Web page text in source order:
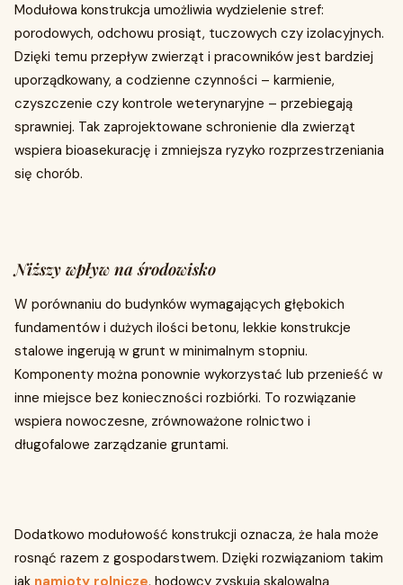
Modułowa konstrukcja umożliwia wydzielenie stref:
porodowych, odchowu prosiąt, tuczowych czy izolacyjnych.
Dzięki temu przepływ zwierząt i pracowników jest bardziej
uporządkowany, a codzienne czynności – karmienie,
czyszczenie czy kontrole weterynaryjne – przebiegają
sprawniej. Tak zaprojektowane schronienie dla zwierząt
wspiera bioasekurację i zmniejsza ryzyko rozprzestrzeniania
się chorób.
Niższy wpływ na środowisko
W porównaniu do budynków wymagających głębokich
fundamentów i dużych ilości betonu, lekkie konstrukcje
stalowe ingerują w grunt w minimalnym stopniu.
Komponenty można ponownie wykorzystać lub przenieść w
inne miejsce bez konieczności rozbiórki. To rozwiązanie
wspiera nowoczesne, zrównoważone rolnictwo i
długofalowe zarządzanie gruntami.
Dodatkowo modułowość konstrukcji oznacza, że hala może
rosnąć razem z gospodarstwem. Dzięki rozwiązaniom takim
jak namioty rolnicze, hodowcy zyskują skalowalną